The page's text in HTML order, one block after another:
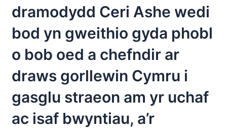
dramodydd Ceri Ashe wedi
bod yn gweithio gyda phobl
o bob oed a chefndir ar
draws gorllewin Cymru i
gasglu straeon am yr uchaf
ac isaf bwyntiau, a’r